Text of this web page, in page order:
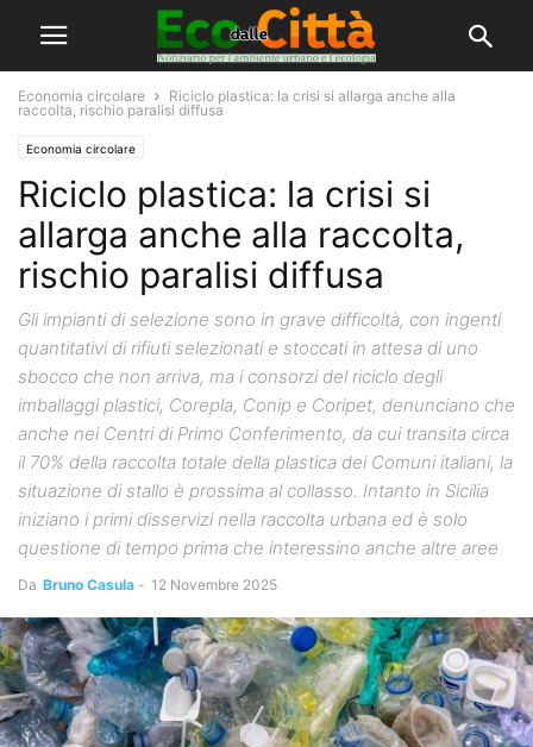
Economia circolare
Riciclo plastica: la crisi si allarga anche alla
raccolta, rischio paralisi diffusa
Economia circolare
Riciclo plastica: la crisi si
allarga anche alla raccolta,
rischio paralisi diffusa
Gli impianti di selezione sono in grave difficoltà, con ingenti
quantitativi di rifiuti selezionati e stoccati in attesa di uno
sbocco che non arriva, ma i consorzi del riciclo degli
imballaggi plastici, Corepla, Conip e Coripet, denunciano che
anche nei Centri di Primo Conferimento, da cui transita circa
il 70% della raccolta totale della plastica dei Comuni italiani, la
situazione di stallo è prossima al collasso. Intanto in Sicilia
iniziano i primi disservizi nella raccolta urbana ed è solo
questione di tempo prima che interessino anche altre aree
Da Bruno Casula - 12 Novembre 2025